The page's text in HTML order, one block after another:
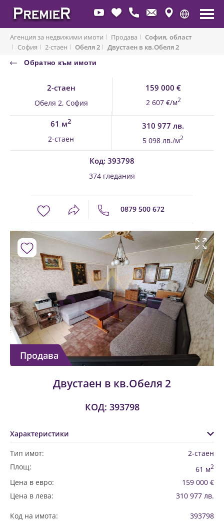
Агенция за недвижими имоти Продава
София, област
София
2-стаен Обеля 2 Двустаен в кв.Обеля 2
Обратно към имоти
2-стаен
Обеля 2, София
159 000 €
2 607 €/м2
310 977 лв.
5 098 лв./м2
61 м2
2-стаен
Код: 393798
374 гледания
0879 500 672
Продава
Двустаен в кв.Обеля 2
КОД: 393798
Характеристики
Тип имот:
2-стаен
Площ:
61 м2
Цена в евро:
159 000 €
Цена в лева:
310 977 лв.
Код на имота:
393798